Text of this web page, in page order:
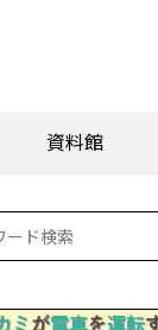
資料館